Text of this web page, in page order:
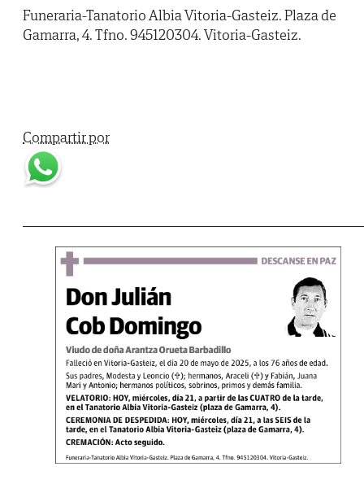
Funeraria-Tanatorio Albia Vitoria-Gasteiz. Plaza de
Gamarra, 4. Tfno. 945120304. Vitoria-Gasteiz.
Compartir por